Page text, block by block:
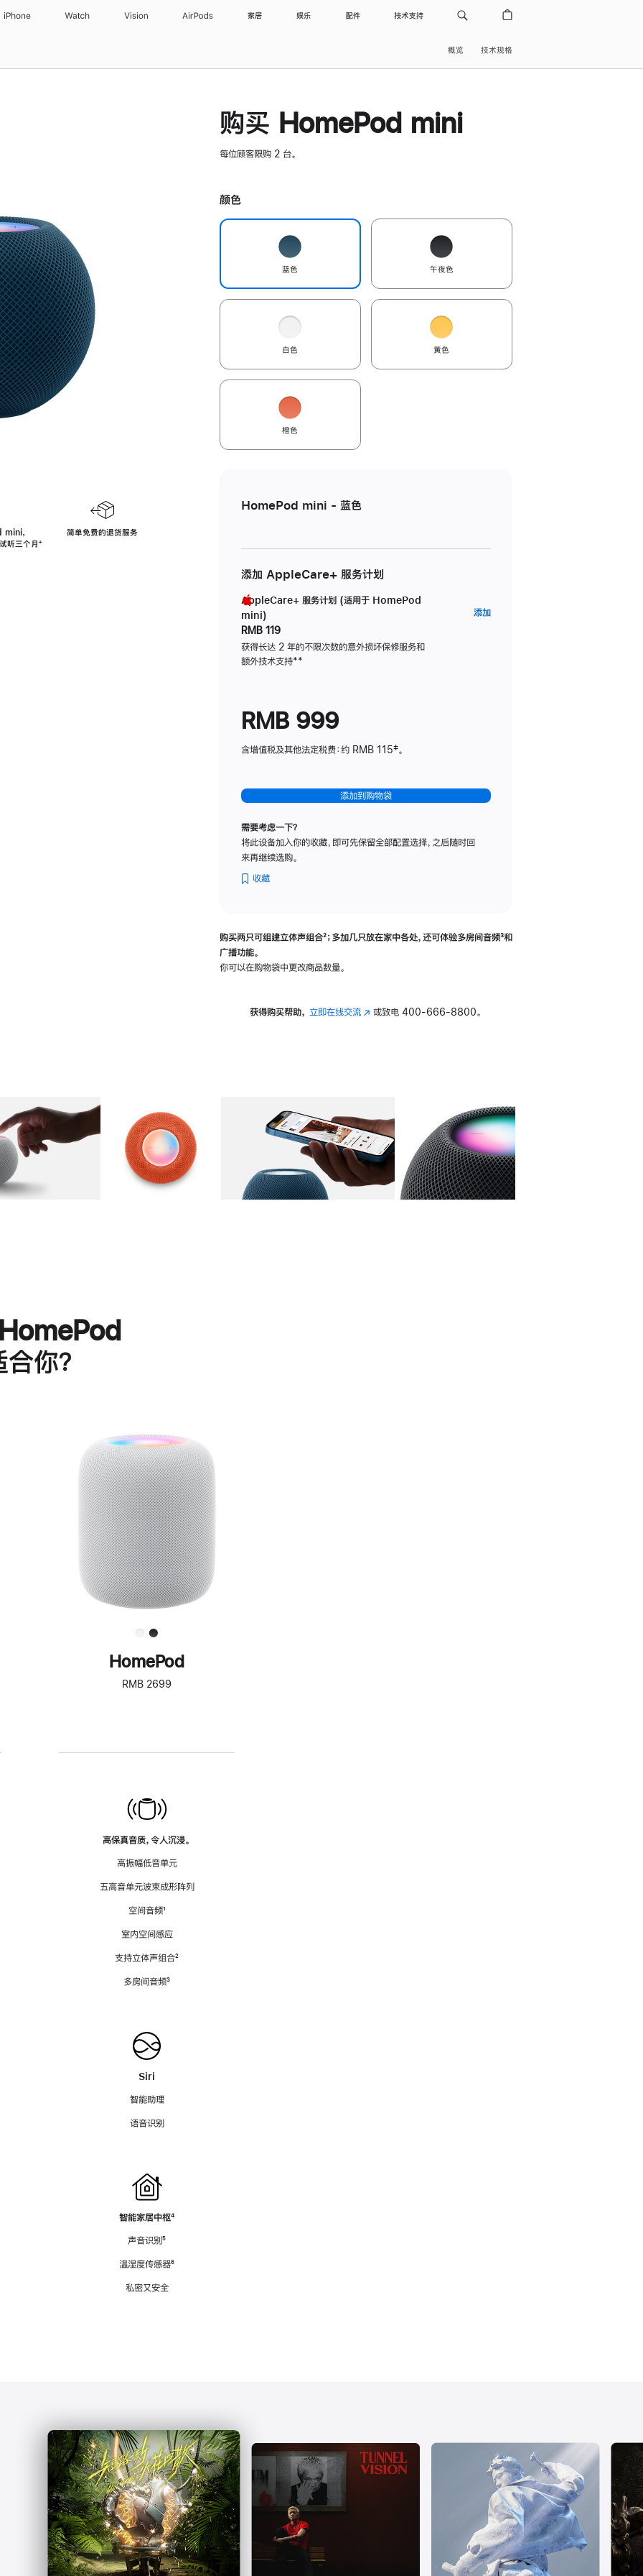
iPhone Watch Vision AirPods 家居 娱乐 配件 技术支持
概览 技术规格
，
听三个月脚
⁺
简单免费的退货服务
购买 HomePod mini
每位顾客限购 2 台。
颜色
蓝色 午夜色
白色 黄色
橙色
HomePod mini - 蓝色
添加 AppleCare+ 服务计划
AppleCare+ 服务计划 (适用于 HomePod
mini)
RMB 119
获得长达 2 年的不限次数的意外损坏保修服务和
额外技术支持脚
**
添加AppleCare+
RMB 999
含增值税及其他法定税费：约 RMB 115‡。
添加到购物袋
需要考虑一下？
将此设备加入你的收藏，即可先保留全部配置选择，之后随时回
来再继续选购。
收藏
购买两只可组建立体声组合脚
²；多加几只放在家中各处，还可体验多‍房‍间音频脚
³和
广播功能。
你可以在购物袋中更改商品数量。
获得购买帮助， 立即在线交流(在 或致电 400-666-8800。
图库 图像 图库 图像 图库 图像 4 图库 图像 5
你？
进
一
步
了
解
HomePod<
HomePod
RMB 2699
高保真音质，令人沉浸。
高振幅低音单元
五高音单元波束成形阵列
空间音频脚
¹
室内空间感应
支持立体声组合脚
²
多房间音频脚
³
Siri
智能助理
语音识别
智能家居中枢脚
⁴
声音识别脚
⁵
温湿度传感器脚
⁶
私密又安全